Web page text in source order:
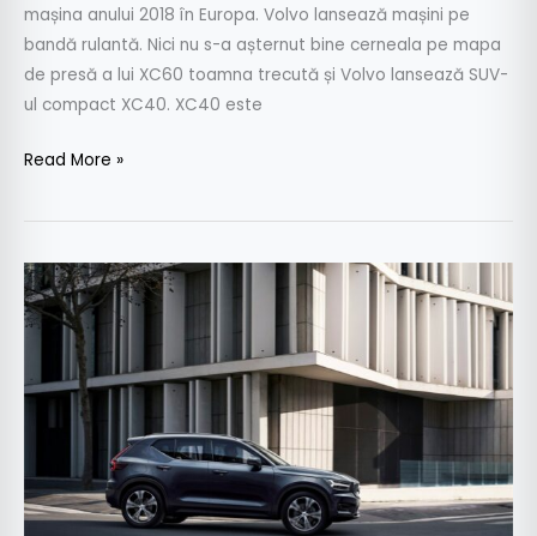
mașina anului 2018 în Europa. Volvo lansează mașini pe
bandă rulantă. Nici nu s-a așternut bine cerneala pe mapa
de presă a lui XC60 toamna trecută și Volvo lansează SUV-
ul compact XC40. XC40 este
Read More »
Volvo
XC40
primește
motor
cilindri